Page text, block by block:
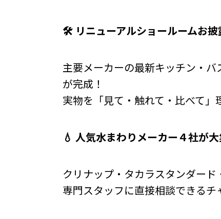
🛠️ リニューアルショールームお披
主要メーカーの最新キッチン・
が完成！
実物を「見て・触れて・比べて
💧 人気水まわりメーカー４社が大
クリナップ・タカラスタンダード
専門スタッフに直接相談できる